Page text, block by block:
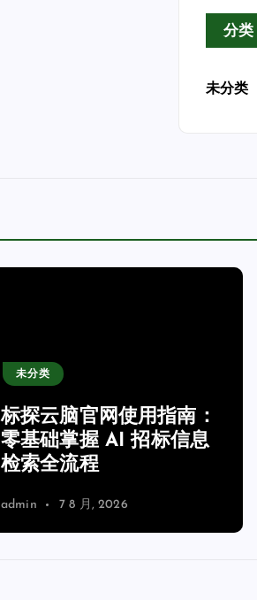
分类
未分类
未分类
标探云脑官网使用指南：
零基础掌握 AI 招标信息
检索全流程
admin 7 8 月, 2026